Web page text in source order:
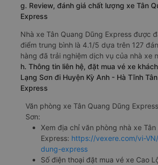
g. Review, đánh giá chất lượng xe Tân
Express
Nhà xe Tân Quang Dũng Express được
điểm trung bình là 4.1/5 dựa trên 127
hàng đã trải nghiệm dịch vụ của nhà xe
h. Thông tin liên hệ, đặt mua vé xe
Lạng Sơn đi Huyện Kỳ Anh - Hà Tĩnh
Express
Văn phòng xe Tân Quang Dũng
Sơn:
Xem địa chỉ văn phòng nhà xe
Express: https://vexere.com/vi-
dung-express
Số điện thoại đặt mua vé xe Cao